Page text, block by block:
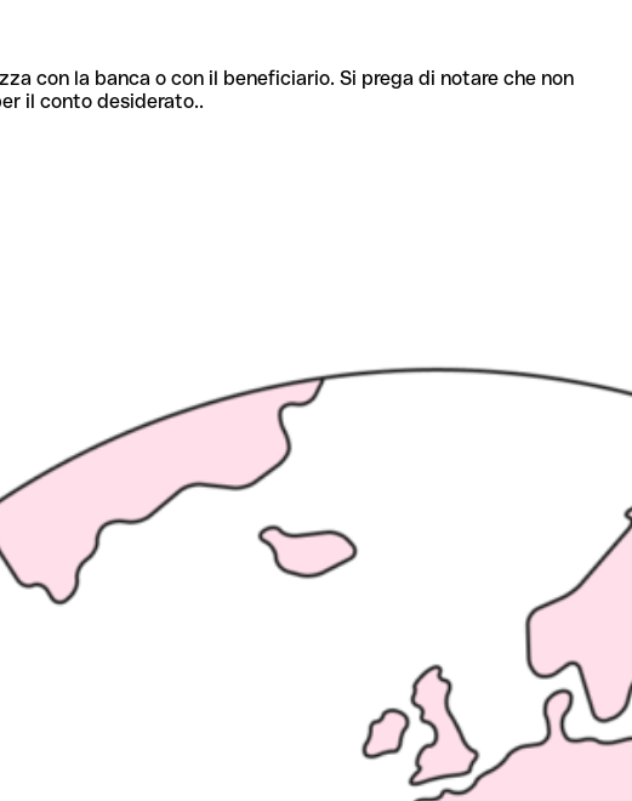
con la banca o con il beneficiario. Si prega di notare che non
il conto desiderato..